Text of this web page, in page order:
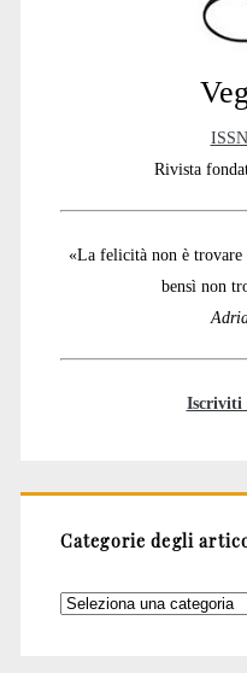
Rivista
«La felicità non è trovare
bensì non
Iscriviti
Categorie degli
Categorie